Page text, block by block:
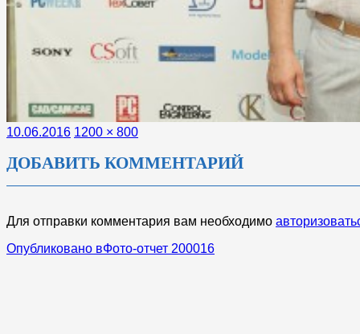
Опубликовано
10.06.2016 Полный
1200 × 800
ДОБАВИТЬ КОММЕНТАРИЙ
Для отправки комментария вам необходимо
НАВИГАЦИЯ
Опубликовано вФото-отчет 200016